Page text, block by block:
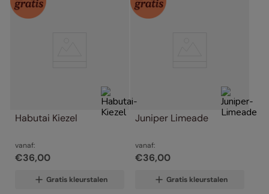
Habutai Kiezel
vanaf:
€36,00
Gratis kleurstalen
Juniper Limeade
vanaf:
€36,00
Gratis kleurstalen